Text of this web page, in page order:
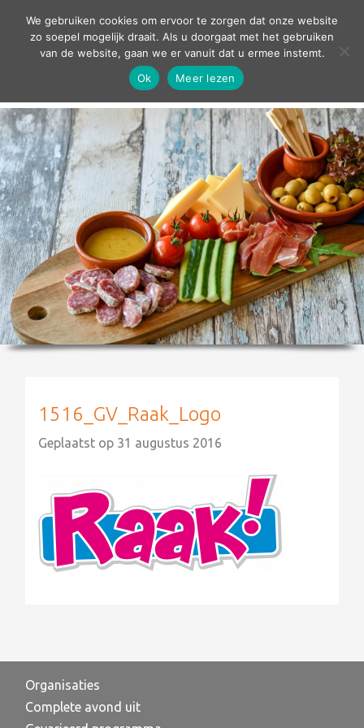
contact
home
agenda
theater
sport
grand café
zakelijk
over ons
1516_GV_Raak_Logo
Geplaatst op 31 augustus 2016
Organisaties
Complete avond uit
We gebruiken cookies om ervoor te zorgen dat onze website
zo soepel mogelijk draait. Als u doorgaat met het gebruiken
van de website, gaan we er vanuit dat u ermee instemt.
Ok
Meer lezen